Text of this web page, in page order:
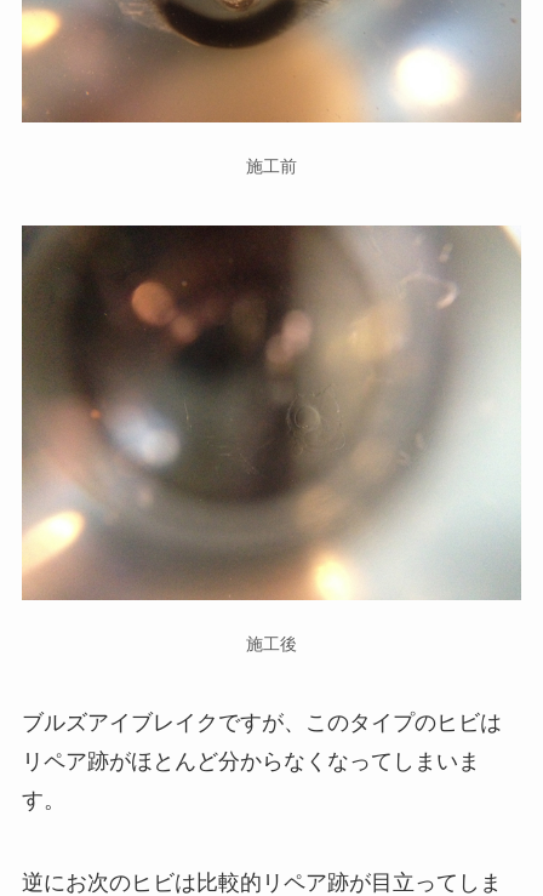
施工前
施工後
ブルズアイブレイクですが、このタイプのヒビは
リペア跡がほとんど分からなくなってしまいま
す。
逆にお次のヒビは比較的リペア跡が目立ってしま